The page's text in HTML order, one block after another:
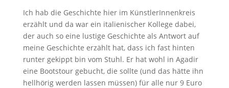
Ich hab die Geschichte hier im KünstlerInnenkreis
erzählt und da war ein italienischer Kollege dabei,
der auch so eine lustige Geschichte als Antwort auf
meine Geschichte erzählt hat, dass ich fast hinten
runter gekippt bin vom Stuhl. Er hat wohl in Agadir
eine Bootstour gebucht, die sollte (und das hätte ihn
hellhörig werden lassen müssen) für alle nur 9 Euro